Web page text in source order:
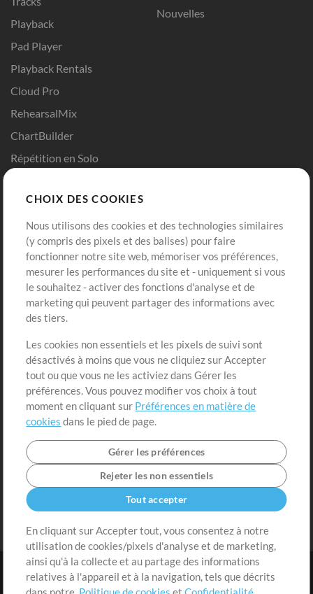
Playback
Pad Player
Playback Rentals
Cloud Pro
RehearsalMix
ChartBuilder
Répétition en Solo
Modèles ProPresenter
Sons
Nouvelles
Boutique
Acheter des crédits
Contenu gratuit
Extras
Sessions
Soumettre votre contenu
Listes de lecture
Conférence MT
Compte
Connexion
S'inscrire
CHOIX DES COOKIES
Nous utilisons des cookies et des technologies similaires
(y compris des pixels et des balises) pour faire
fonctionner notre site web, mémoriser vos préférences,
mesurer les performances du site et - uniquement si vous
le souhaitez - activer des fonctions d'analyse et de
marketing qui peuvent partager des informations avec
des tiers.
Les cookies non essentiels et les pixels de suivi sont
désactivés à moins que vous ne cliquiez sur Accepter
tout ou que vous ne les activiez dans Gérer les
préférences. Vous pouvez modifier vos choix à tout
moment en cliquant sur Préférences en matière de
cookies dans le pied de page.
Gérer les préférences
Rejeter les non essentiels
Tout accepter
En cliquant sur Accepter tout, vous consentez à notre
utilisation de cookies/pixels d'analyse et de marketing,
ainsi qu'à la collecte et au partage des informations
relatives à l'appareil et à la navigation, tels que décrits